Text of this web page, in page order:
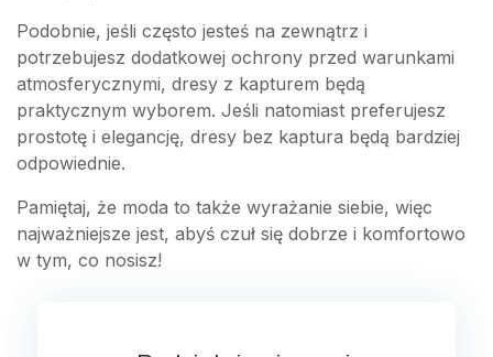
Podobnie, jeśli często jesteś na zewnątrz i
potrzebujesz dodatkowej ochrony przed warunkami
atmosferycznymi, dresy z kapturem będą
praktycznym wyborem. Jeśli natomiast preferujesz
prostotę i elegancję, dresy bez kaptura będą bardziej
odpowiednie.
Pamiętaj, że moda to także wyrażanie siebie, więc
najważniejsze jest, abyś czuł się dobrze i komfortowo
w tym, co nosisz!